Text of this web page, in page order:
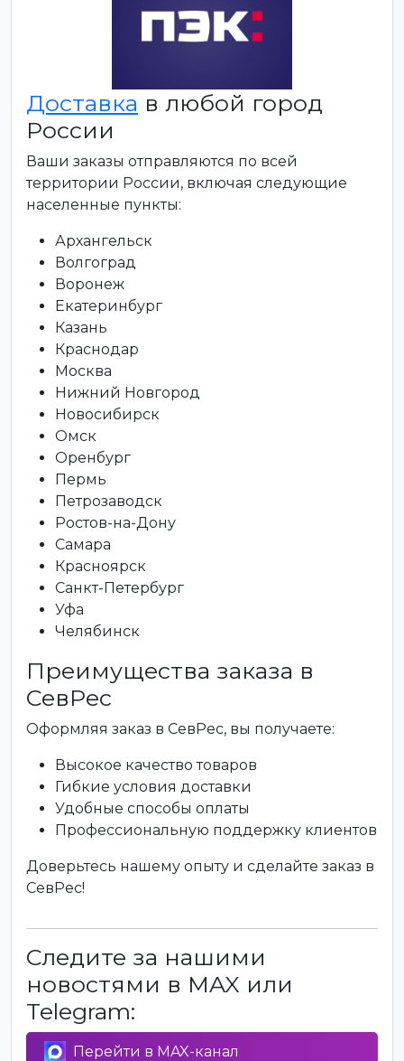
Доставка в любой город
России
Ваши заказы отправляются по всей
территории России, включая следующие
населенные пункты:
Архангельск
Волгоград
Воронеж
Екатеринбург
Казань
Краснодар
Москва
Нижний Новгород
Новосибирск
Омск
Оренбург
Пермь
Петрозаводск
Ростов-на-Дону
Самара
Красноярск
Санкт-Петербург
Уфа
Челябинск
Преимущества заказа в
СевРес
Оформляя заказ в СевРес, вы получаете:
Высокое качество товаров
Гибкие условия доставки
Удобные способы оплаты
Профессиональную поддержку клиентов
Доверьтесь нашему опыту и сделайте заказ в
СевРес!
Следите за нашими
новостями в MAX или
Telegram:
Перейти в MAX-канал